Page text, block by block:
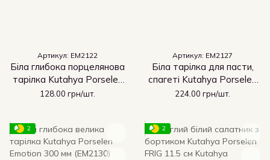
Артикул: EM2122
Біла глибока порцелянова
тарілка Kutahya Porselen
Emotion 220 мм (EM2122)
128.00 грн/шт.
Артикул: EM2127
Біла тарілка для пасти,
спагеті Kutahya Porselen
Emotion 270 мм
224.00 грн/шт.
2 2